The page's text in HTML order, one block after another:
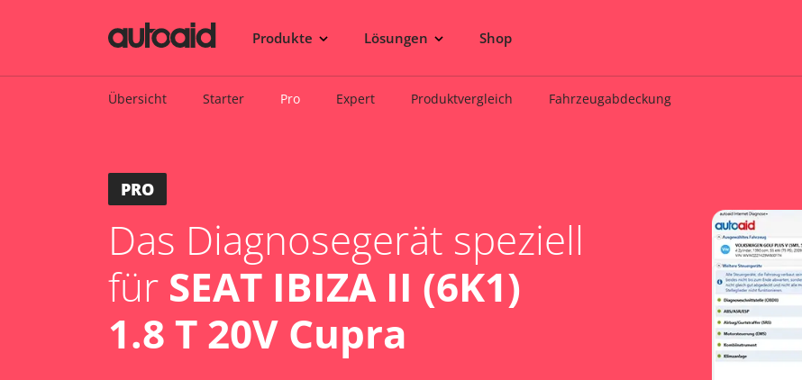
Produkte Lösungen Shop
Übersicht Starter Pro Expert Produktvergleich Fahrzeugabdeckung
PRO
Das Diagnosegerät speziell
für SEAT IBIZA II (6K1)
1.8 T 20V Cupra